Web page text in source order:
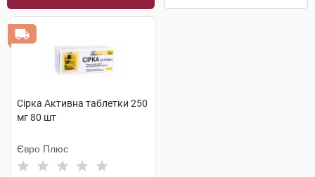
Сірка Активна таблетки 250
мг 80 шт
Євро Плюс